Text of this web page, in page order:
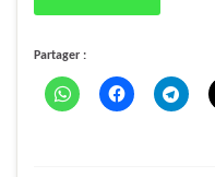
Partager :